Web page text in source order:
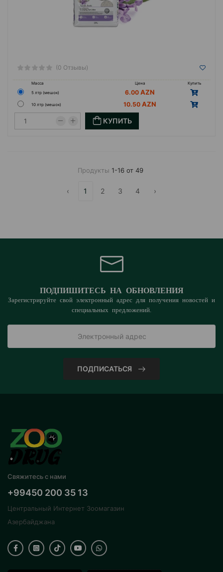
(0 Отзывы)
Масса Цена
Купить
5 лтр (мешок)
6.00
10 лтр (мешок) 10.50
КУПИТЬ
Продукты 1-16 от 49
‹ 1 2 3 4 ›
ПОДПИШИТЕСЬ НА ОБНОВЛЕНИЯ
Зарегистрируйте свой электронный адрес для получения новостей и
специальных предложений.
ПОДПИСАТЬСЯ
Свяжитесь с нами
+99450 200 35 13
Центральный Интернет Зоомагазин
Азербайджана